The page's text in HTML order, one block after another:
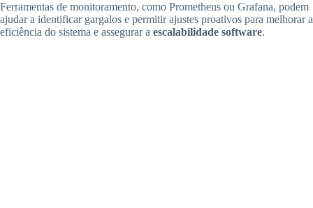
Ferramentas de monitoramento, como Prometheus ou Grafana, podem
ajudar a identificar gargalos e permitir ajustes proativos para melhorar a
eficiência do sistema e assegurar a escalabilidade software.